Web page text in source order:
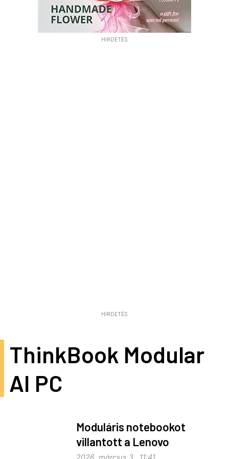
HIRDETÉS
HIRDETÉS
ThinkBook Modular
AI PC
Moduláris notebookot
villantott a Lenovo